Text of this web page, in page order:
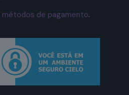
métodos de pagamento.